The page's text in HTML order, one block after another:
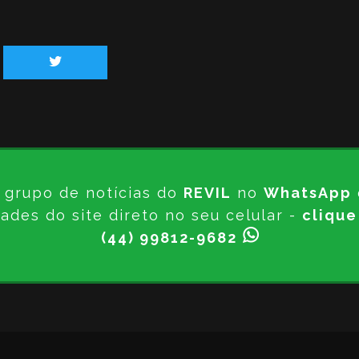
grupo de notícias do REVIL no WhatsApp
do site direto no seu celular - clique
(44) 99812-9682